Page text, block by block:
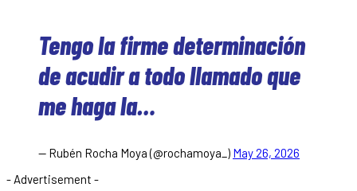
Tengo la firme determinación
de acudir a todo llamado que
me haga la…
— Rubén Rocha Moya (@rochamoya_) May 26, 2026
- Advertisement -